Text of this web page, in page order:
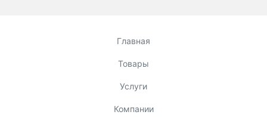
Главная
Товары
Услуги
Компании